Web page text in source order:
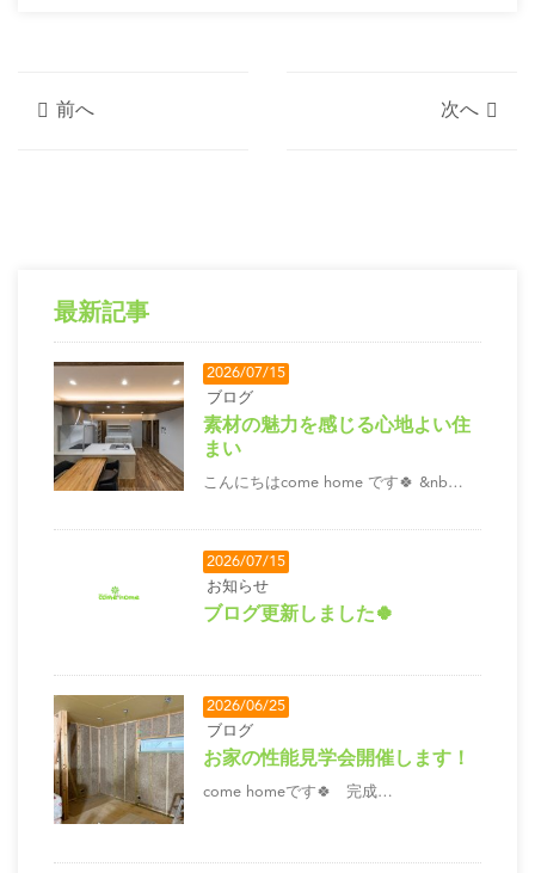
次へ
前へ
最新記事
2026/07/15
ブログ
素材の魅力を感じる心地よい住
まい
こんにちはcome home です🍀 &nb…
2026/07/15
お知らせ
ブログ更新しました🍀
2026/06/25
ブログ
お家の性能見学会開催します！
come homeです🍀 完成…